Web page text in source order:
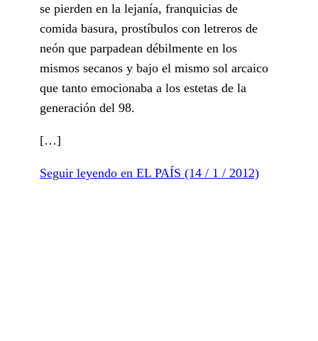
se pierden en la lejanía, franquicias de
comida basura, prostíbulos con letreros de
neón que parpadean débilmente en los
mismos secanos y bajo el mismo sol arcaico
que tanto emocionaba a los estetas de la
generación del 98.
[…]
Seguir leyendo en EL PAÍS (14 / 1 / 2012)